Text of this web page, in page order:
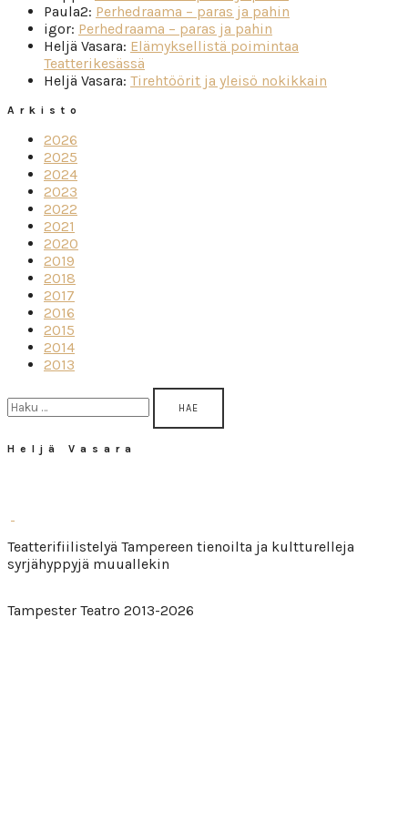
Paula2: Perhedraama – paras ja pahin
igor: Perhedraama – paras ja pahin
Heljä Vasara: Elämyksellistä poimintaa
Teatterikesässä
Heljä Vasara: Tirehtöörit ja yleisö nokikkain
Arkisto
2026
2025
2024
2023
2022
2021
2020
2019
2018
2017
2016
2015
2014
2013
Haku:
Heljä Vasara
Teatterifiilistelyä Tampereen tienoilta ja kultturelleja
syrjähyppyjä muuallekin
Tampester Teatro 2013-2026